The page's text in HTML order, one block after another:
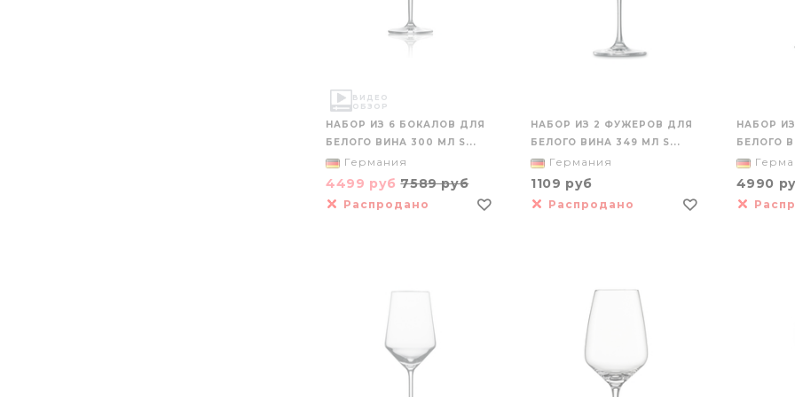
ВИДЕО
ОБЗОР
НАБОР ИЗ 6 БОКАЛОВ ДЛЯ
БЕЛОГО ВИНА 300 МЛ S...
Германия
4499 руб7589 руб
Распродано
НАБОР ИЗ 2 ФУЖЕРОВ ДЛЯ
БЕЛОГО ВИНА 349 МЛ S...
Германия
1109 руб
Распродано
НАБОР
БЕЛОГО
4990